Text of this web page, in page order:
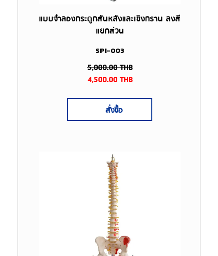
แบบจำลองกระดูกสันหลังและเชิงกราน ลงสี
แยกส่วน
SPI-003
5,000.00THB
4,500.00THB
สั่งซื้อ